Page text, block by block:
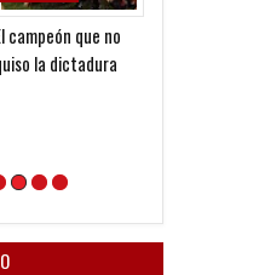
campeón que no
la dictadura